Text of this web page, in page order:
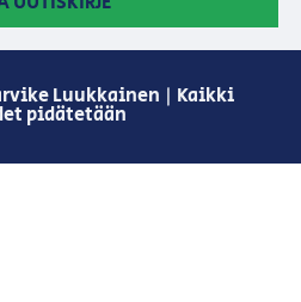
Luukkainen | Kaikki
pidätetään